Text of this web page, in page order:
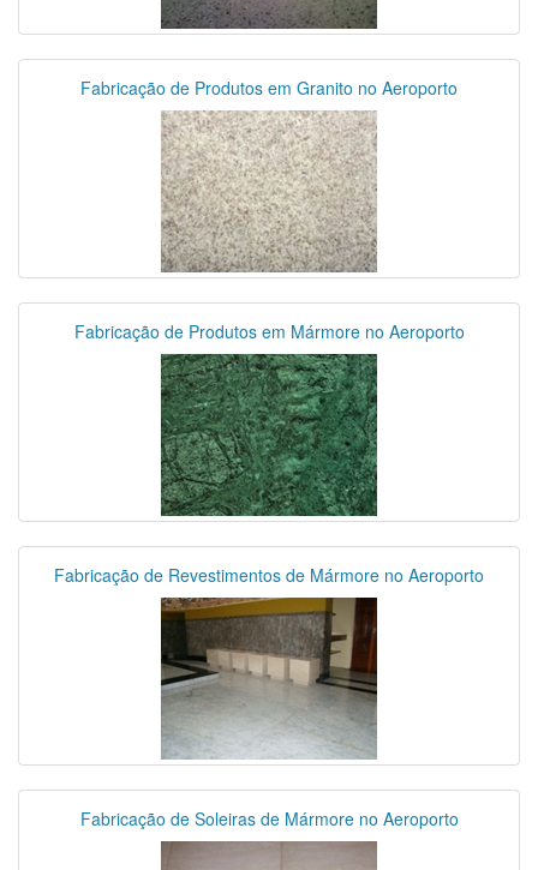
Fabricação de Produtos em Granito no Aeroporto
Fabricação de Produtos em Mármore no Aeroporto
Fabricação de Revestimentos de Mármore no Aeroporto
Fabricação de Soleiras de Mármore no Aeroporto